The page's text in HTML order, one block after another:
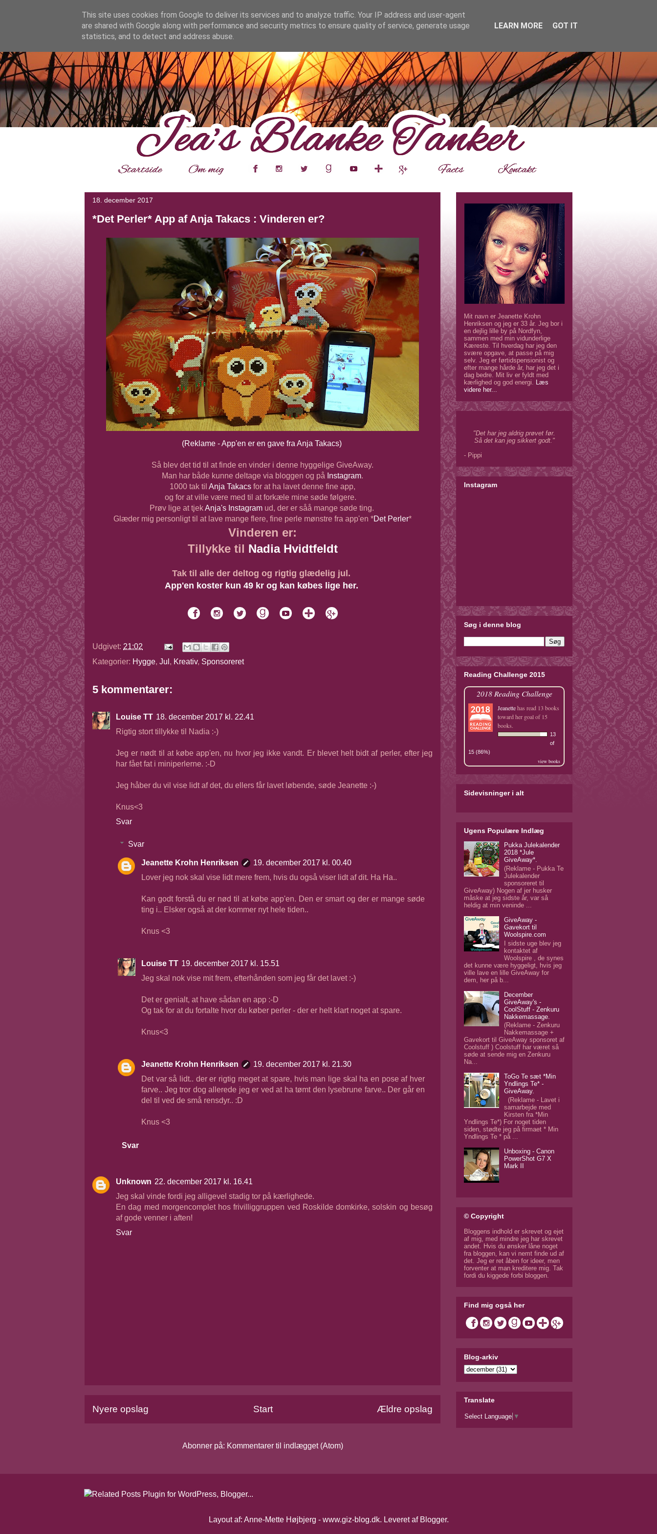
18. december 2017
*Det Perler* App af Anja Takacs : Vinderen er?
(Reklame - App'en er en gave fra Anja Takacs)
Så blev det tid til at finde en vinder i denne hyggelige GiveAway.
Man har både kunne deltage via bloggen og på Instagram.
1000 tak til Anja Takacs for at ha lavet denne fine app,
og for at ville være med til at forkæle mine søde følgere.
Prøv lige at tjekAnja's Instagramud, der er såå mange søde ting.
Glæder mig personligt til at lave mange flere, fine perle mønstre fra app'en *Det Perler*
Vinderen er:
Tillykke til Nadia Hvidtfeldt
Tak til alle der deltog og rigtig glædelig jul.
App'en koster kun 49 kr og kan købes lige her.
Udgivet: 21:02
Kategorier: Hygge, Jul , Kreativ, Sponsoreret
5 kommentarer:
Louise TT 18. december 2017 kl. 22.41
Rigtig stort tillykke til Nadia :-)
Jeg er nødt til at købe app'en, nu hvor jeg ikke vandt. Er blevet helt bidt af perler, efter jeg
har fået fat i miniperlerne. :-D
Jeg håber du vil vise lidt af det, du ellers får lavet løbende, søde Jeanette :-)
Knus<3
Svar
Svar
Jeanette Krohn Henriksen
19. december 2017 kl. 00.40
Lover jeg nok skal vise lidt mere frem, hvis du også viser lidt af dit. Ha Ha..
Kan godt forstå du er nød til at købe app'en. Den er smart og der er mange søde
ting i.. Elsker også at der kommer nyt hele tiden..
Knus <3
Louise TT 19. december 2017 kl. 15.51
Jeg skal nok vise mit frem, efterhånden som jeg får det lavet :-)
Det er genialt, at have sådan en app :-D
Og tak for at du fortalte hvor du køber perler - der er helt klart noget at spare.
Knus<3
Jeanette Krohn Henriksen
19. december 2017 kl. 21.30
Det var så lidt.. der er rigtig meget at spare, hvis man lige skal ha en pose af hver
farve.. Jeg tror dog allerede jeg er ved at ha tømt den lysebrune farve.. Der går en
del til ved de små rensdyr.. :D
Knus <3
Svar
Unknown 22. december 2017 kl. 16.41
Jeg skal vinde fordi jeg alligevel stadig tor på kærlighede.
En dag med morgencomplet hos frivilliggruppen ved Roskilde domkirke, solskin og besøg
af gode venner i aften!
Svar
Nyere opslag Ældre opslag
Start
Abonner på: Kommentarer til indlægget (Atom)
Mit navn er Jeanette Krohn
Henriksen og jeg er 33 år. Jeg bor i
en dejlig lille by på Nordfyn,
sammen med min vidunderlige
Kæreste. Til hverdag har jeg den
svære opgave, at passe på mig
selv. Jeg er førtidspensionist og
efter mange hårde år, har jeg det i
dag bedre. Mit liv er fyldt med
kærlighed og god energi. Læs
videre her...
"Det har jeg aldrig prøvet før.
Så det kan jeg sikkert godt."
- Pippi
Instagram
Søg i denne blog
Reading Challenge 2015
2018 Reading Challenge
Jeanettehas read 13 books
toward her goal of 15
books.
13
of
15 (86%)
view books
Sidevisninger i alt
Ugens Populære Indlæg
Pukka Julekalender
2018 *Jule
GiveAway*.
(Reklame - Pukka Te
Julekalender
sponsoreret til
GiveAway) Nogen af jer husker
måske at jeg sidste år, var så
heldig at min veninde ...
GiveAway -
Gavekort til
Woolspire.com
I sidste uge blev jeg
kontaktet af
Woolspire , de synes
det kunne være hyggeligt, hvis jeg
ville lave en lille GiveAway for
dem, her på b...
December
GiveAway's -
CoolStuff - Zenkuru
Nakkemassage.
(Reklame - Zenkuru
Nakkemassage +
Gavekort til GiveAway sponsoret af
Coolstuff ) Coolstuff har været så
søde at sende mig en Zenkuru
Na...
ToGo Te sæt *Min
Yndlings Te* -
GiveAway.
(Reklame - Lavet i
samarbejde med
Kirsten fra *Min
Yndlings Te*) For noget tiden
siden, stødte jeg på firmaet * Min
Yndlings Te * på ...
Unboxing - Canon
PowerShot G7 X
Mark II
© Copyright
Bloggens indhold er skrevet og ejet
af mig, med mindre jeg har skrevet
andet. Hvis du ønsker låne noget
fra bloggen, kan vi nemt finde ud af
det. Jeg er ret åben for ideer, men
forventer at man kreditere mig. Tak
fordi du kiggede forbi bloggen.
Find mig også her
Blog-arkiv
Translate
Select Language ▼
Layout af: Anne-Mette Højbjerg - www.giz-blog.dk. Leveret af Blogger.
This site uses cookies from Google to deliver its services and to analyze traffic. Your IP address and user-agent
are shared with Google along with performance and security metrics to ensure quality of service, generate usage
statistics, and to detect and address abuse.
LEARN MORE GOT IT